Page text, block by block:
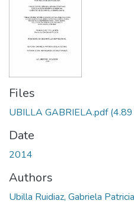
Files
UBILLA GABRIELA.pdf(4.89
Date
2014
Authors
Ubilla Ruidiaz, Gabriela Patricia